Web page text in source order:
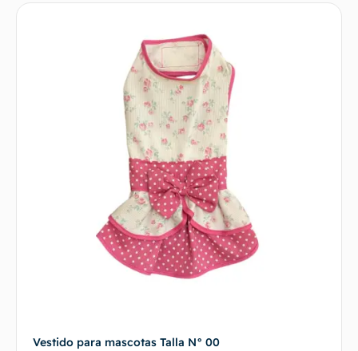
Vestido para mascotas Talla N° 00